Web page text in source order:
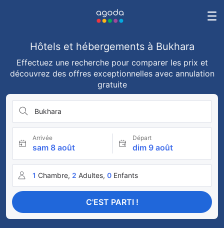
Hôtels et hébergements à Bukhara
Effectuez une recherche pour comparer les prix et
découvrez des offres exceptionnelles avec annulation
gratuite
Bukhara
Arrivée
sam 8 août
Départ
dim 9 août
1 Chambre, 2 Adultes, 0 Enfants
C'EST PARTI !